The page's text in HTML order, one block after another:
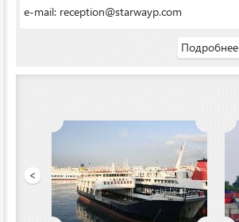
e-mail: reception@starwayp.com
Подробнее
<